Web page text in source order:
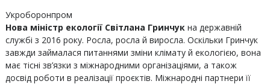
Укроборонпром
Нова міністр екології Світлана Гринчукна державній
службі з 2016 року. Росла, росла й виросла. Оскільки Гринчук
завжди займалася питаннями зміни клімату й екологією, вона
має тісні зв’язки з міжнародними організаціями, а також
досвід роботи в реалізації проєктів. Міжнародні партнери її